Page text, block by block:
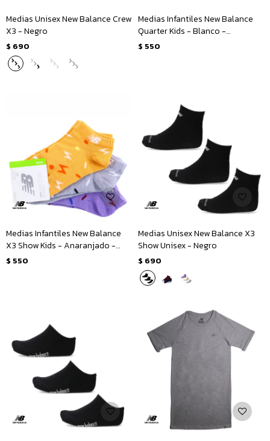
Medias Unisex New Balance Crew
X3 - Negro
$ 690
Medias Infantiles New Balance
Quarter Kids - Blanco -
Multicolor
$ 550
Medias Infantiles New Balance
X3 Show Kids - Anaranjado -
Gris - Violeta
$ 550
Medias Unisex New Balance X3
Show Unisex - Negro
$ 690